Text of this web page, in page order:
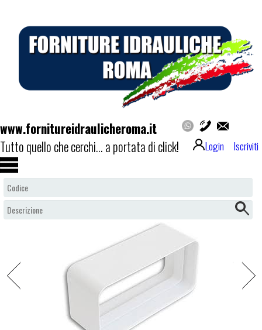
www.fornitureidraulicheroma.it
Tutto quello che cerchi... a portata di click!
Login Iscriviti